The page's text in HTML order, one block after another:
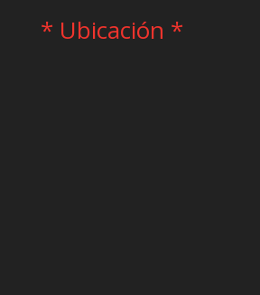
* Ubicación *